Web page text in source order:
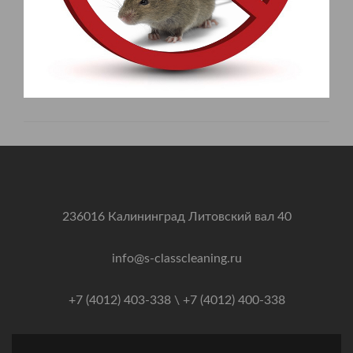
236016 Калининград Литовский вал 40
info@s-classcleaning.ru
+7 (4012) 403-338 \ +7 (4012) 400-338